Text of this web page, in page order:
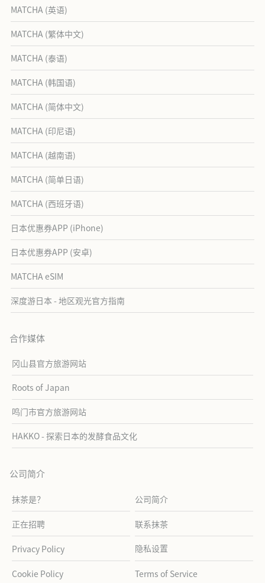
MATCHA (英语)
MATCHA (繁体中文)
MATCHA (泰语)
MATCHA (韩国语)
MATCHA (简体中文)
MATCHA (印尼语)
MATCHA (越南语)
MATCHA (简单日语)
MATCHA (西班牙语)
日本优惠券APP (iPhone)
日本优惠券APP (安卓)
MATCHA eSIM
深度游日本 - 地区观光官方指南
合作媒体
冈山县官方旅游网站
Roots of Japan
鸣门市官方旅游网站
HAKKO - 探索日本的发酵食品文化
公司简介
抹茶是？ 公司简介
正在招聘 联系抹茶
Privacy Policy 隐私设置
Cookie Policy Terms of Service